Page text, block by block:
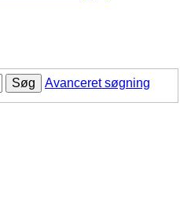
Søg
Avanceret søgning